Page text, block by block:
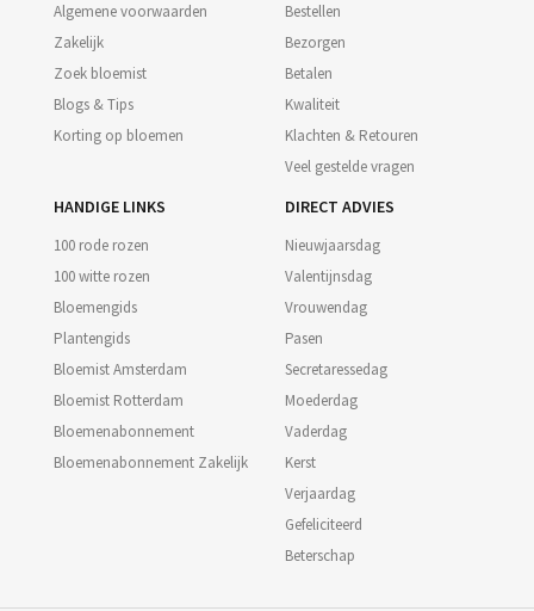
Algemene voorwaarden
Zakelijk
Zoek bloemist
Blogs & Tips
Korting op bloemen
Bestellen
Bezorgen
Betalen
Kwaliteit
Klachten & Retouren
Veel gestelde vragen
HANDIGE LINKS
100 rode rozen
100 witte rozen
Bloemengids
Plantengids
Bloemist Amsterdam
Bloemist Rotterdam
Bloemenabonnement
Bloemenabonnement Zakelijk
DIRECT ADVIES
Nieuwjaarsdag
Valentijnsdag
Vrouwendag
Pasen
Secretaressedag
Moederdag
Vaderdag
Kerst
Verjaardag
Gefeliciteerd
Beterschap